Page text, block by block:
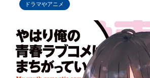
ドラマやアニメ